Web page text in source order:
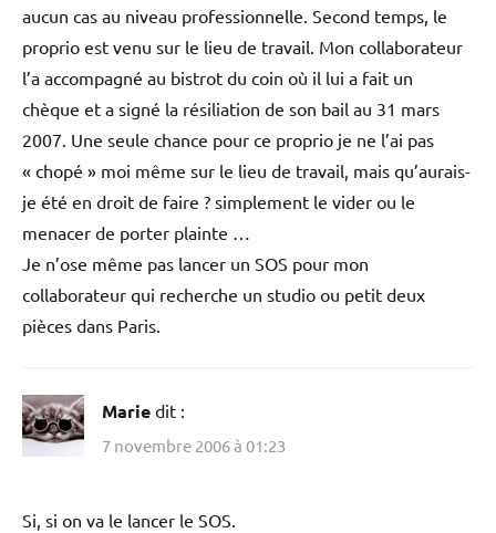
aucun cas au niveau professionnelle. Second temps, le
proprio est venu sur le lieu de travail. Mon collaborateur
l’a accompagné au bistrot du coin où il lui a fait un
chèque et a signé la résiliation de son bail au 31 mars
2007. Une seule chance pour ce proprio je ne l’ai pas
« chopé » moi même sur le lieu de travail, mais qu’aurais-
je été en droit de faire ? simplement le vider ou le
menacer de porter plainte …
Je n’ose même pas lancer un SOS pour mon
collaborateur qui recherche un studio ou petit deux
pièces dans Paris.
Marie dit :
7 novembre 2006 à 01:23
Si, si on va le lancer le SOS.